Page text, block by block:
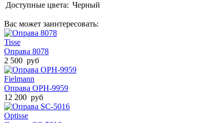
Доступные цвета: Черный
Вас может заинтересовать:
Tisse
Оправа 8078
2 500 руб
Fielmann
Оправа ОРН-9959
12 200 руб
Optisse